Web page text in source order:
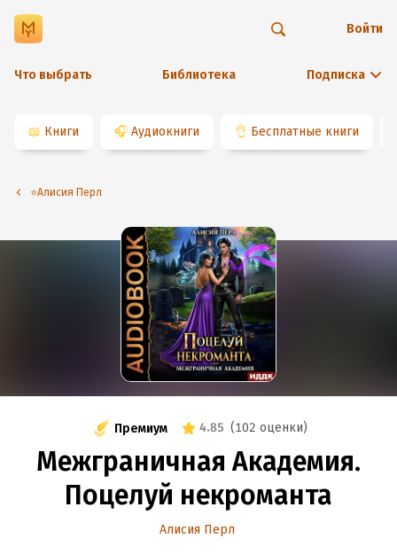
Что выбрать Библиотека Подписка
Войти
📖 Книги 🎧 Аудиокниги 👌 Бесплатные книги
⭐️Алисия Перл
Премиум 4.85 (102 оценки)
Межграничная Академия.
Поцелуй некроманта
Алисия Перл